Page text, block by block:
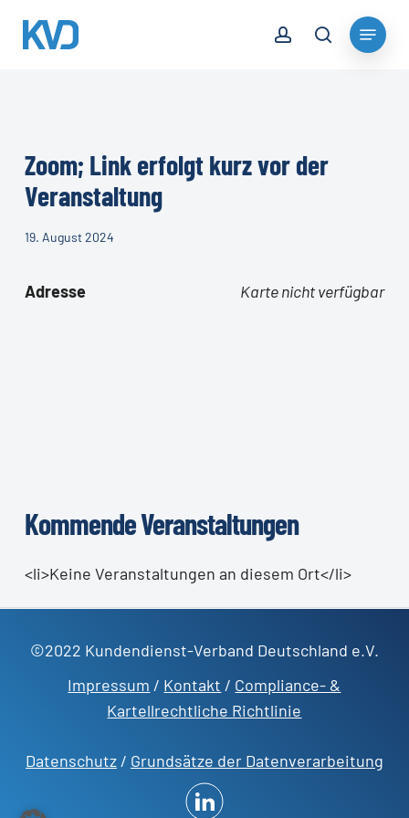
search
Menu
Zoom; Link erfolgt kurz vor der
Veranstaltung
19. August 2024
Karte nicht verfügbar
Adresse
Kommende Veranstaltungen
<li>Keine Veranstaltungen an diesem Ort</li>
©2022 Kundendienst-Verband Deutschland e.V.
Impressum / Kontakt / Compliance- &
Kartellrechtliche Richtlinie
Datenschutz/ Grundsätze der Datenverarbeitung
Close